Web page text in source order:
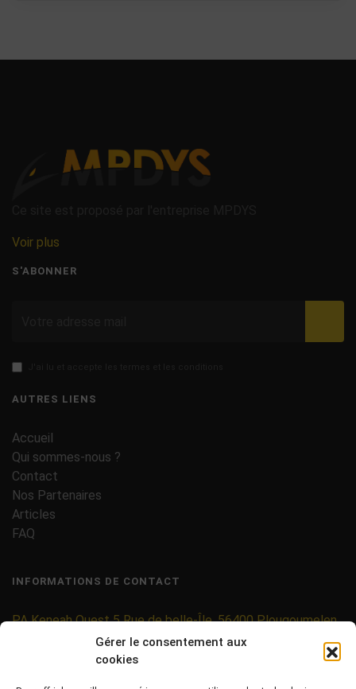
Gérer le consentement aux
cookies
Voir plus
S'ABONNER
AUTRES LIENS
Accueil
Qui sommes-nous ?
Contact
Nos Partenaires
Articles
FAQ
INFORMATIONS DE CONTACT
PA Keneah Ouest 5 Rue de belle-Île, 56400 Plougoumelen
contact@etiquettes-adhesives-rouleaux.com
09 71 37 25 93